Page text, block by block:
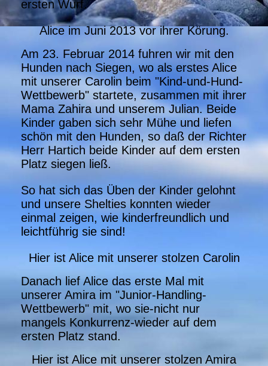
ersten Wurf.
Alice im Juni 2013 vor ihrer Körung.
Am 23. Februar 2014 fuhren wir mit den
Hunden nach Siegen, wo als erstes Alice
mit unserer Carolin beim "Kind-und-Hund-
Wettbewerb" startete, zusammen mit ihrer
Mama Zahira und unserem Julian. Beide
Kinder gaben sich sehr Mühe und liefen
schön mit den Hunden, so daß der Richter
Herr Hartich beide Kinder auf dem ersten
Platz siegen ließ.
So hat sich das Üben der Kinder gelohnt
und unsere Shelties konnten wieder
einmal zeigen, wie kinderfreundlich und
leichtführig sie sind!
Hier ist Alice mit unserer stolzen Carolin
Danach lief Alice das erste Mal mit
unserer Amira im "Junior-Handling-
Wettbewerb" mit, wo sie-nicht nur
mangels Konkurrenz-wieder auf dem
ersten Platz stand.
Hier ist Alice mit unserer stolzen Amira